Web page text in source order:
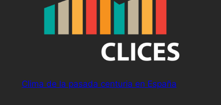
Clima de la pasada centuria en España